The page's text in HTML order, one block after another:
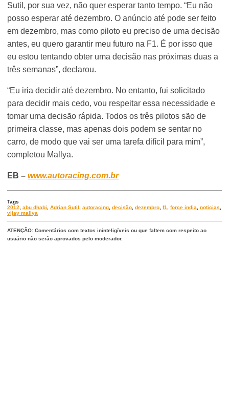
Sutil, por sua vez, não quer esperar tanto tempo. “Eu não
posso esperar até dezembro. O anúncio até pode ser feito
em dezembro, mas como piloto eu preciso de uma decisão
antes, eu quero garantir meu futuro na F1. É por isso que
eu estou tentando obter uma decisão nas próximas duas a
três semanas”, declarou.
“Eu iria decidir até dezembro. No entanto, fui solicitado
para decidir mais cedo, vou respeitar essa necessidade e
tomar uma decisão rápida. Todos os três pilotos são de
primeira classe, mas apenas dois podem se sentar no
carro, de modo que vai ser uma tarefa difícil para mim”,
completou Mallya.
EB –www.autoracing.com.br
Tags
2012
,abu dhabi ,Adrian Sutil ,autoracing ,decisão ,dezembro ,f1 ,force india ,noticias
vijay mallya
ATENÇÃO: Comentários com textos ininteligíveis ou que faltem com respeito ao
usuário não serão aprovados pelo moderador.